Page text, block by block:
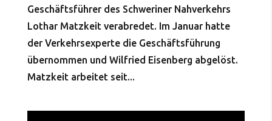
Geschäftsführer des Schweriner Nahverkehrs
Lothar Matzkeit verabredet. Im Januar hatte
der Verkehrsexperte die Geschäftsführung
übernommen und Wilfried Eisenberg abgelöst.
Matzkeit arbeitet seit...